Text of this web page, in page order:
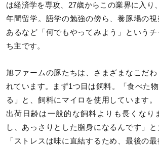
は経済学を専攻、27歳からこの業界に入り
年間留学。語学の勉強の傍ら、養豚場の
あるなど「何でもやってみよう」という
ち主です。
旭ファームの豚たちは、さまざまなこだ
れています。まず1つ目は飼料。「食べた
る」と、飼料にマイロを使用しています。
出荷日齢は一般的な飼料よりも長くなり
し、あっさりとした脂身になるんです」
「ストレスは味に直結するため、最後の